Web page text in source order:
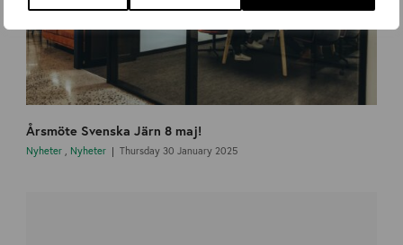
Årsmöte Svenska Järn 8 maj!
Nyheter Nyheter Thursday 30 January 2025